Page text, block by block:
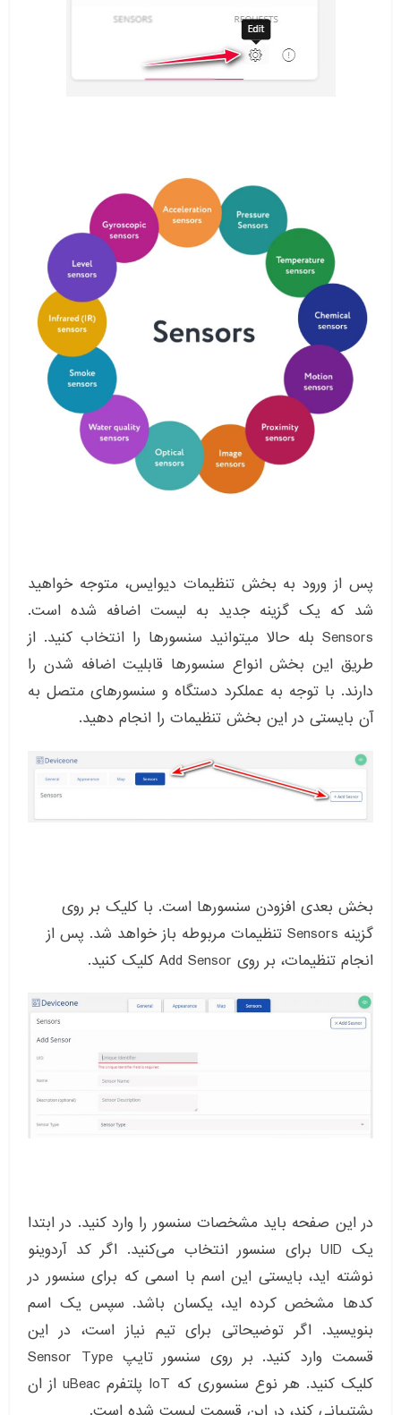
پس از ورود به بخش تنظیمات دیوایس، متوجه خواهید
شد که یک گزینه جدید به لیست اضافه شده است.
Sensors بله حالا میتوانید سنسورها را انتخاب کنید. از
طریق این بخش انواع سنسورها قابلیت اضافه شدن را
دارند. با توجه به عملکرد دستگاه و سنسورهای متصل به
آن بایستی در این بخش تنظیمات را انجام دهید.
بخش بعدی افزودن سنسورها است. با کلیک بر روی
گزینه Sensors تنظیمات مربوطه باز خواهد شد. پس از
انجام تنظیمات، بر روی Add Sensor کلیک کنید.
در این صفحه باید مشخصات سنسور را وارد کنید. در ابتدا
یک UID برای سنسور انتخاب می‌کنید. اگر کد آردوینو
نوشته اید، بایستی این اسم با اسمی که برای سنسور در
کدها مشخص کرده اید، یکسان باشد. سپس یک اسم
بنویسید. اگر توضیحاتی برای تیم نیاز است، در این
قسمت وارد کنید. بر روی سنسور تایپ Sensor Type
کلیک کنید. هر نوع سنسوری که IoT پلتفرم uBeac از ان